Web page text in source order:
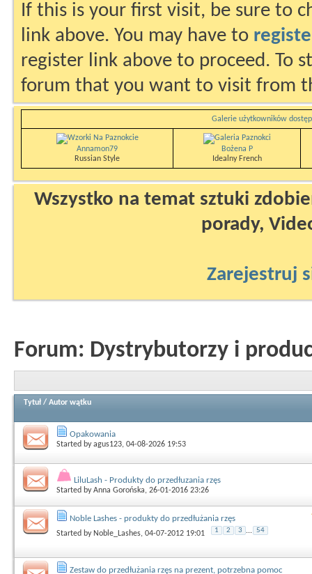
If this is your first visit, be sure to
link above. You may have to
register link above to proceed. To
forum that you want to visit from
Galerie użytkowników
Annamon79
Russian Style
Bożena P
Idealny French
Wszystko na temat sztuki
porady,
Zarejestruj
Forum: Dystrybutorzy i
Tytuł / Autor wątku
Opakowania
Started byagus123, 04-08-2026 19:53
LiluLash - Produkty do przedłuzania rzęs
Started byAnna Gorońska, 26-01-2016 23:26
Noble Lashes - produkty do przedłużania rzęs
Started by Noble_Lashes, 04-07-2012 19:01 1 2 3 ... 54
Zestaw do przedłużania rzęs na prezent, potrzebna pomoc